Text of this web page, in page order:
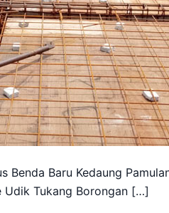
Benda Baru Kedaung
Udik Tukang Borongan […]